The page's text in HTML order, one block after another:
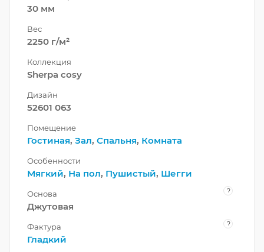
30 мм
Вес
2250 г/м²
Коллекция
Sherpa cosy
Дизайн
52601 063
Помещение
Гостиная, Зал, Спальня, Комната
Особенности
Мягкий, На пол, Пушистый, Шегги
Основа ?
Джутовая
Фактура ?
Гладкий